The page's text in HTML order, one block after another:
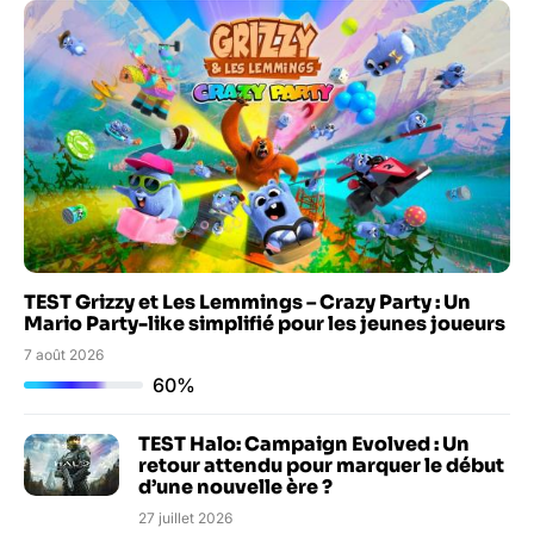
TEST Grizzy et Les Lemmings – Crazy Party : Un
Mario Party-like simplifié pour les jeunes joueurs
7 août 2026
60%
TEST Halo: Campaign Evolved : Un
retour attendu pour marquer le début
d’une nouvelle ère ?
27 juillet 2026